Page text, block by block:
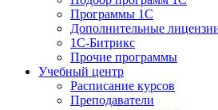
Программы 1С
Дополнительные
1С-Битрикс
Прочие программы
Учебный центр
Расписание курсов
Преподаватели